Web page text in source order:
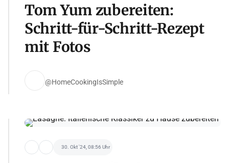
Tom Yum zubereiten:
Schritt-für-Schritt-Rezept
mit Fotos
@HomeCookingIsSimple
30. Okt '24, 08:56 Uhr